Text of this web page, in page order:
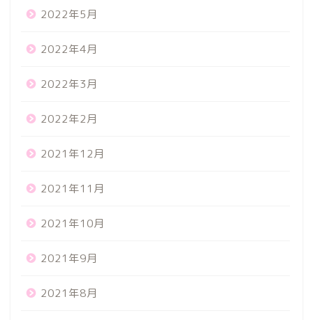
2022年5月
2022年4月
2022年3月
2022年2月
2021年12月
2021年11月
2021年10月
2021年9月
2021年8月